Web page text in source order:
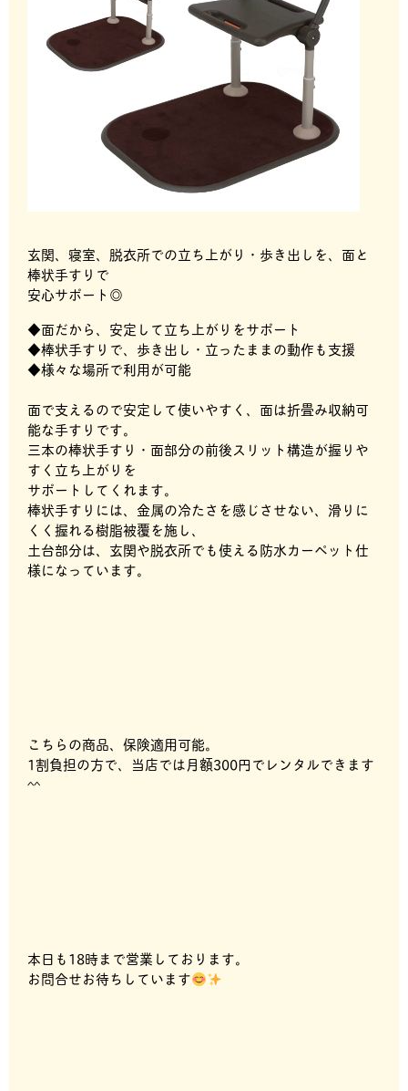
玄関、寝室、脱衣所での立ち上がり・歩き出しを、面と
棒状手すりで
安心サポート◎
◆面だから、安定して立ち上がりをサポート
◆棒状手すりで、歩き出し・立ったままの動作も支援
◆様々な場所で利用が可能
面で支えるので安定して使いやすく、面は折畳み収納可
能な手すりです。
三本の棒状手すり・面部分の前後スリット構造が握りや
すく立ち上がりを
サポートしてくれます。
棒状手すりには、金属の冷たさを感じさせない、滑りに
くく握れる樹脂被覆を施し、
土台部分は、玄関や脱衣所でも使える防水カーペット仕
様になっています。
こちらの商品、保険適用可能。
1割負担の方で、当店では月額300円でレンタルできます
^^
本日も18時まで営業しております。
お問合せお待ちしています